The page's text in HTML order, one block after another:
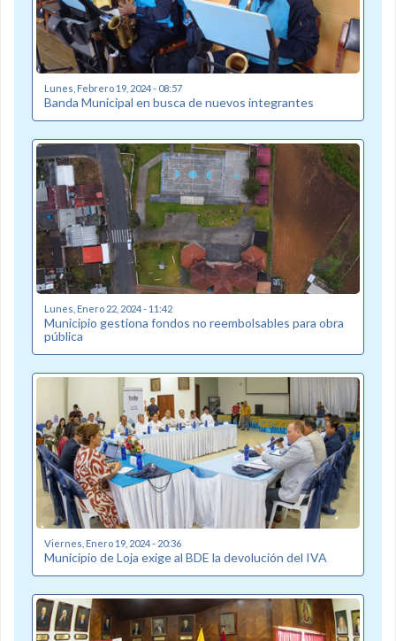
Lunes, Febrero 19, 2024 - 08:57
Banda Municipal en busca de nuevos integrantes
Lunes, Enero 22, 2024 - 11:42
Municipio gestiona fondos no reembolsables para obra
pública
Viernes, Enero 19, 2024 - 20:36
Municipio de Loja exige al BDE la devolución del IVA